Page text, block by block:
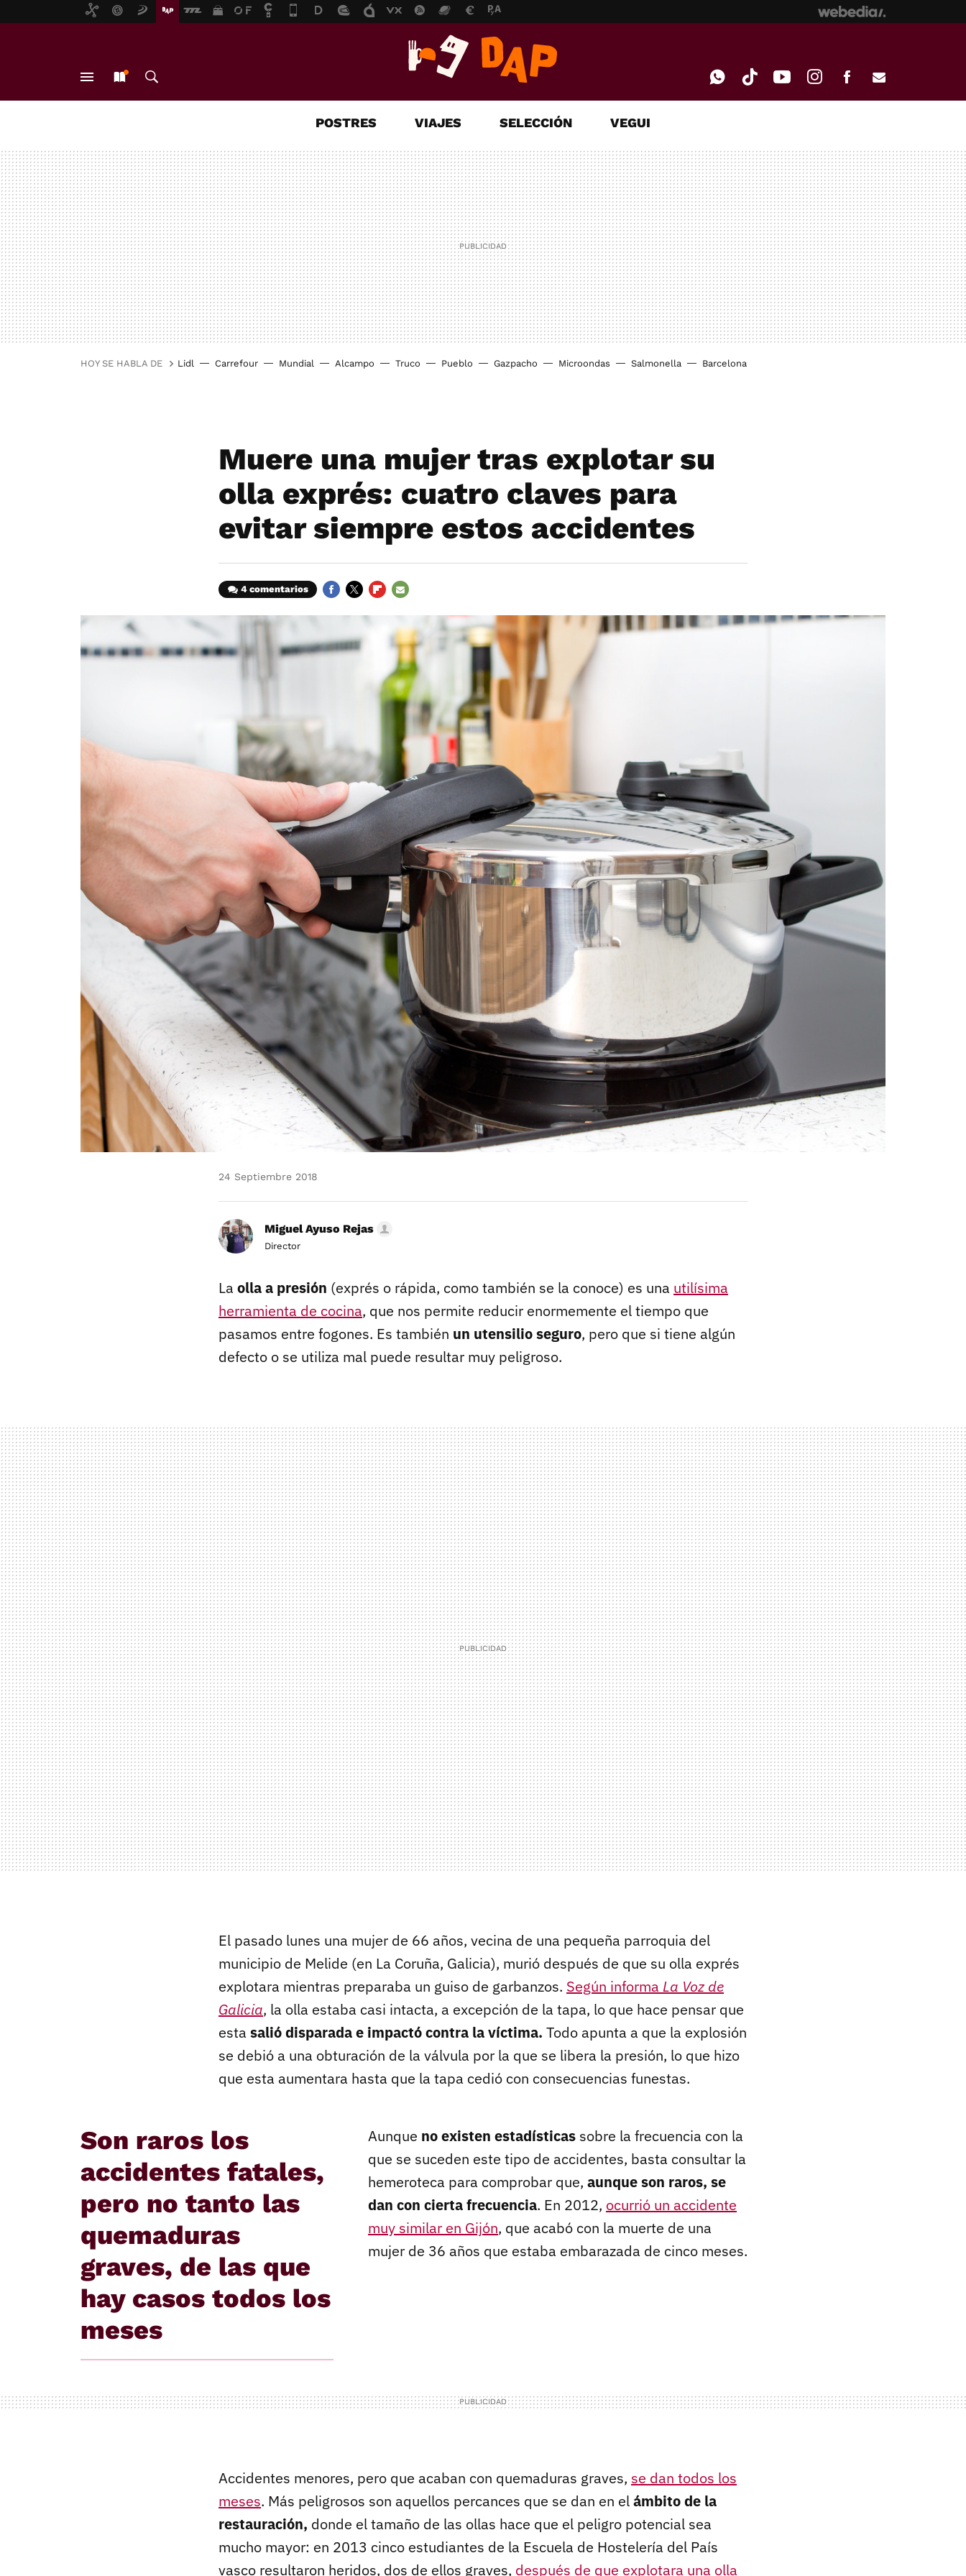
MAIL
POSTRES VIAJES SELECCIÓN VEGUI
HOY SE HABLA DE Lidl Carrefour Mundial Alcampo Truco Pueblo Gazpacho Microondas Salmonella Barcelona
Muere una mujer tras explotar su
olla exprés: cuatro claves para
evitar siempre estos accidentes
4 comentarios
24 Septiembre 2018
Miguel Ayuso Rejas
Director
La olla a presión (exprés o rápida, como también se la conoce) es una utilísima
herramienta de cocina, que nos permite reducir enormemente el tiempo que
pasamos entre fogones. Es también un utensilio seguro, pero que si tiene algún
defecto o se utiliza mal puede resultar muy peligroso.
El pasado lunes una mujer de 66 años, vecina de una pequeña parroquia del
municipio de Melide (en La Coruña, Galicia), murió después de que su olla exprés
explotara mientras preparaba un guiso de garbanzos. Según informaLa Voz de
Galicia, la olla estaba casi intacta, a excepción de la tapa, lo que hace pensar que
esta salió disparada e impactó contra la víctima. Todo apunta a que la explosión
se debió a una obturación de la válvula por la que se libera la presión, lo que hizo
que esta aumentara hasta que la tapa cedió con consecuencias funestas.
Son raros los
accidentes fatales,
pero no tanto las
quemaduras
graves, de las que
hay casos todos los
meses
Aunque no existen estadísticas sobre la frecuencia con la
que se suceden este tipo de accidentes, basta consultar la
hemeroteca para comprobar que, aunque son raros, se
dan con cierta frecuencia. En 2012, ocurrió un accidente
muy similar en Gijón, que acabó con la muerte de una
mujer de 36 años que estaba embarazada de cinco meses.
Accidentes menores, pero que acaban con quemaduras graves, se dan todos los
meses. Más peligrosos son aquellos percances que se dan en elámbito de la
restauración, donde el tamaño de las ollas hace que el peligro potencial sea
mucho mayor: en 2013 cinco estudiantes de la Escuela de Hostelería del País
vasco resultaron heridos, dos de ellos graves, después de que explotara una olla